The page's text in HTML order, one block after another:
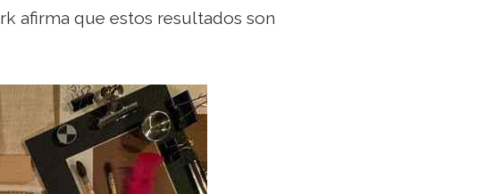
afirma que estos resultados son